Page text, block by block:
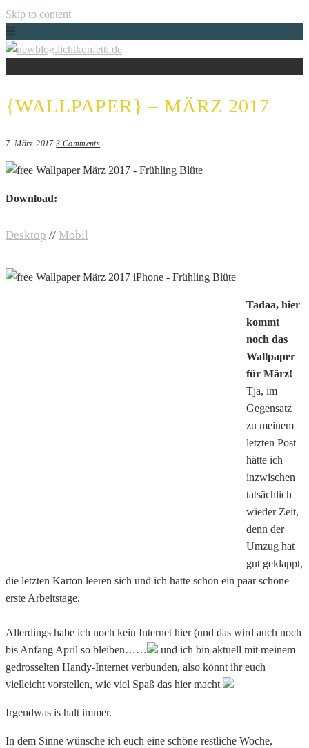
Skip to content
Just another WordPress site
{WALLPAPER} – MÄRZ 2017
7. März 2017 3 Comments
Download:
Desktop // Mobil
Tadaa, hier
kommt
noch das
Wallpaper
für März!
Tja, im
Gegensatz
zu meinem
letzten Post
hätte ich
inzwischen
tatsächlich
wieder Zeit,
denn der
Umzug hat
gut geklappt,
die letzten Karton leeren sich und ich hatte schon ein paar schöne
erste Arbeitstage.
Allerdings habe ich noch kein Internet hier (und das wird auch noch
bis Anfang April so bleiben……
und ich bin aktuell mit meinem
gedrosselten Handy-Internet verbunden, also könnt ihr euch
vielleicht vorstellen, wie viel Spaß das hier macht
Irgendwas is halt immer.
In dem Sinne wünsche ich euch eine schöne restliche Woche,